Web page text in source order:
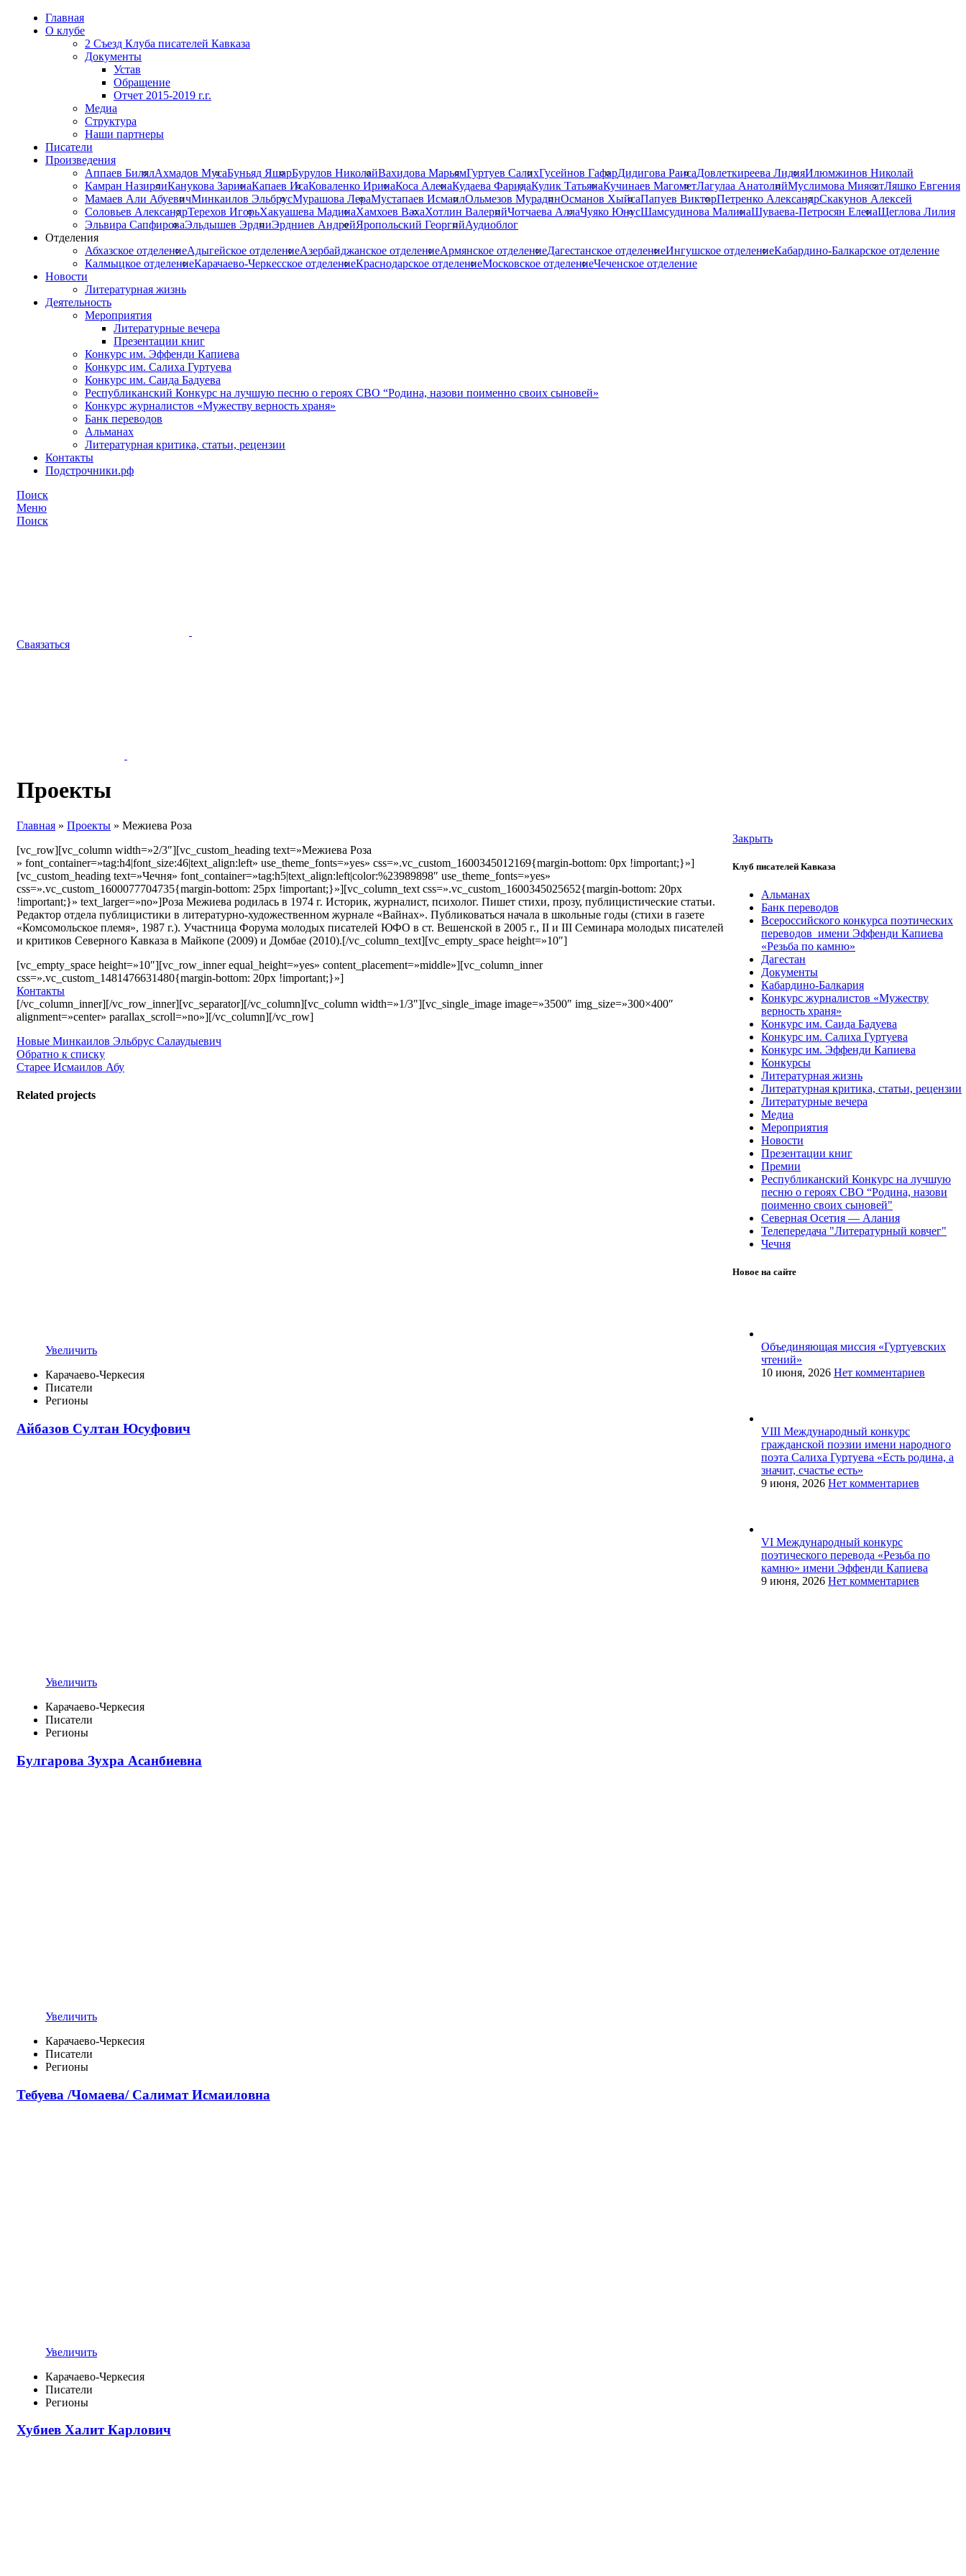
Главная
О клубе
2 Съезд Клуба писателей Кавказа
Документы
Устав
Обращение
Отчет 2015-2019 г.г.
Медиа
Структура
Наши партнеры
Писатели
Произведения
Аппаев БилялАхмадов МусаБуньяд ЯшарБурулов НиколайВахидова МарьямГуртуев СалихГусейнов ГафарДидигова РаисаДовлеткиреева ЛидияИлюмжинов Николай
Камран НазирлиКанукова ЗаринаКапаев ИсаКоваленко ИринаКоса АленаКудаева ФаридаКулик ТатьянаКучинаев МагометЛагулаа АнатолийМуслимова МиясатЛяшко Евгения
Мамаев Али АбуевичМинкаилов ЭльбрусМурашова ЛераМустапаев ИсмаилОльмезов МурадинОсманов ХыйсаПапуев ВикторПетренко АлександрСкакунов Алексей
Соловьев АлександрТерехов ИгорьХакуашева МадинаХамхоев ВахаХотлин ВалерийЧотчаева АллаЧуяко ЮнусШамсудинова МалинаШуваева-Петросян ЕленаЩеглова Лилия
Эльвира СапфироваЭльдышев ЭрдниЭрдниев АндрейЯропольский ГеоргийАудиоблог
Отделения
Абхазское отделениеАдыгейское отделениеАзербайджанское отделениеАрмянское отделениеДагестанское отделениеИнгушское отделениеКабардино-Балкарское отделение
Калмыцкое отделениеКарачаево-Черкесское отделениеКраснодарское отделениеМосковское отделениеЧеченское отделение
Новости
Литературная жизнь
Деятельность
Мероприятия
Литературные вечера
Презентации книг
Конкурс им. Эффенди Капиева
Конкурс им. Салиха Гуртуева
Конкурс им. Саида Бадуева
Республиканский Конкурс на лучшую песню о героях СВО “Родина, назови поименно своих сыновей»
Конкурс журналистов «Мужеству верность храня»
Банк переводов
Альманах
Литературная критика, статьи, рецензии
Контакты
Подстрочники.рф
Поиск
Меню
Поиск
Сваязаться
Проекты
Главная » Проекты » Межиева Роза
[vc_row][vc_column width=»2/3″][vc_custom_heading text=»Межиева Роза
» font_container=»tag:h4|font_size:46|text_align:left» use_theme_fonts=»yes» css=».vc_custom_1600345012169{margin-bottom: 0px !important;}»]
[vc_custom_heading text=»Чечня» font_container=»tag:h5|text_align:left|color:%23989898″ use_theme_fonts=»yes»
css=».vc_custom_1600077704735{margin-bottom: 25px !important;}»][vc_column_text css=».vc_custom_1600345025652{margin-bottom: 20px
!important;}» text_larger=»no»]Роза Межиева родилась в 1974 г. Историк, журналист, психолог. Пишет стихи, прозу, публицистические статьи.
Редактор отдела публицистики в литературно-художественном журнале «Вайнах». Публиковаться начала в школьные годы (стихи в газете
«Комсомольское племя», 1987 г.). Участница Форума молодых писателей ЮФО в ст. Вешенской в 2005 г., II и III Семинара молодых писателей
и критиков Северного Кавказа в Майкопе (2009) и Домбае (2010).[/vc_column_text][vc_empty_space height=»10″]
[vc_empty_space height=»10″][vc_row_inner equal_height=»yes» content_placement=»middle»][vc_column_inner
css=».vc_custom_1481476631480{margin-bottom: 20px !important;}»]
Контакты
[/vc_column_inner][/vc_row_inner][vc_separator][/vc_column][vc_column width=»1/3″][vc_single_image image=»3500″ img_size=»300×400″
alignment=»center» parallax_scroll=»no»][/vc_column][/vc_row]
Новые Минкаилов Эльбрус Салаудыевич
Обратно к списку
Старее Исмаилов Абу
Related projects
Увеличить
Карачаево-Черкесия
Писатели
Регионы
Айбазов Султан Юсуфович
Увеличить
Карачаево-Черкесия
Писатели
Регионы
Булгарова Зухра Асанбиевна
Увеличить
Карачаево-Черкесия
Писатели
Регионы
Тебуева /Чомаева/ Салимат Исмаиловна
Увеличить
Карачаево-Черкесия
Писатели
Регионы
Хубиев Халит Карлович
Закрыть
Клуб писателей Кавказа
Альманах
Банк переводов
Всероссийского конкурса поэтических
переводов имени Эффенди Капиева
«Резьба по камню»
Дагестан
Документы
Кабардино-Балкария
Конкурс журналистов «Мужеству
верность храня»
Конкурс им. Саида Бадуева
Конкурс им. Салиха Гуртуева
Конкурс им. Эффенди Капиева
Конкурсы
Литературная жизнь
Литературная критика, статьи, рецензии
Литературные вечера
Медиа
Мероприятия
Новости
Презентации книг
Премии
Республиканский Конкурс на лучшую
песню о героях СВО “Родина, назови
поименно своих сыновей"
Северная Осетия — Алания
Телепередача "Литературный ковчег"
Чечня
Новое на сайте
Объединяющая миссия «Гуртуевских
чтений»
10 июня, 2026 Нет комментариев
VIII Международный конкурс
гражданской поэзии имени народного
поэта Салиха Гуртуева «Есть родина, а
значит, счастье есть»
9 июня, 2026 Нет комментариев
VI Международный конкурс
поэтического перевода «Резьба по
камню» имени Эффенди Капиева
9 июня, 2026 Нет комментариев